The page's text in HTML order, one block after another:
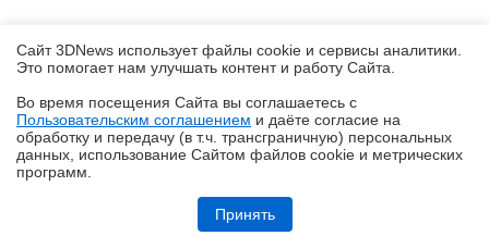
Обзор и тест системы жидкостного охлаждения DeepCool LT360 Vision
ARGB с 4,5-дюймовым экраном
Сайт 3DNews использует файлы cookie и сервисы аналитики.
Это помогает нам улучшать контент и работу Cайта.
Во время посещения Cайта вы соглашаетесь с
Пользовательским соглашением и даёте согласие на
обработку и передачу (в т.ч. трансграничную) персональных
данных, использование Cайтом файлов cookie и метрических
программ.
Принять